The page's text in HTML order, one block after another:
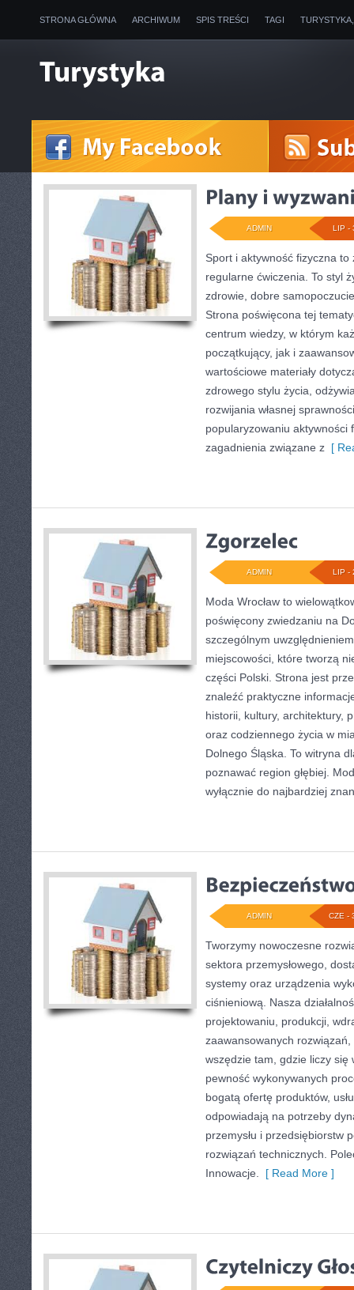
STRONA GŁÓWNA ARCHIWUM SPIS TREŚCI TAGI
LIP -
ADMIN
Sport i aktywność fizyczna
regularne ćwiczenia. To styl
zdrowie, dobre
Strona poświęcona tej
centrum wiedzy, w którym
początkujący, jak i
wartościowe materiały
zdrowego stylu życia,
rozwijania własnej
popularyzowaniu aktywności
zagadnienia związane z [
LIP -
ADMIN
Moda Wrocław to
poświęcony zwiedzaniu na
szczególnym
miejscowości, które tworzą
części Polski. Strona jest
znaleźć praktyczne
historii, kultury, architektury,
oraz codziennego życia w
Dolnego Śląska. To witryna
poznawać region głębiej.
wyłącznie do najbardziej
CZE -
ADMIN
Tworzymy nowoczesne
sektora przemysłowego,
systemy oraz urządzenia
ciśnieniową. Nasza
projektowaniu, produkcji,
zaawansowanych
wszędzie tam, gdzie liczy się
pewność wykonywanych
bogatą ofertę produktów,
odpowiadają na potrzeby
przemysłu i przedsiębiorstw
rozwiązań technicznych.
Innowacje.
[ Read More ]